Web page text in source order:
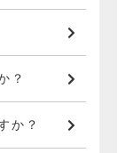
？
か？